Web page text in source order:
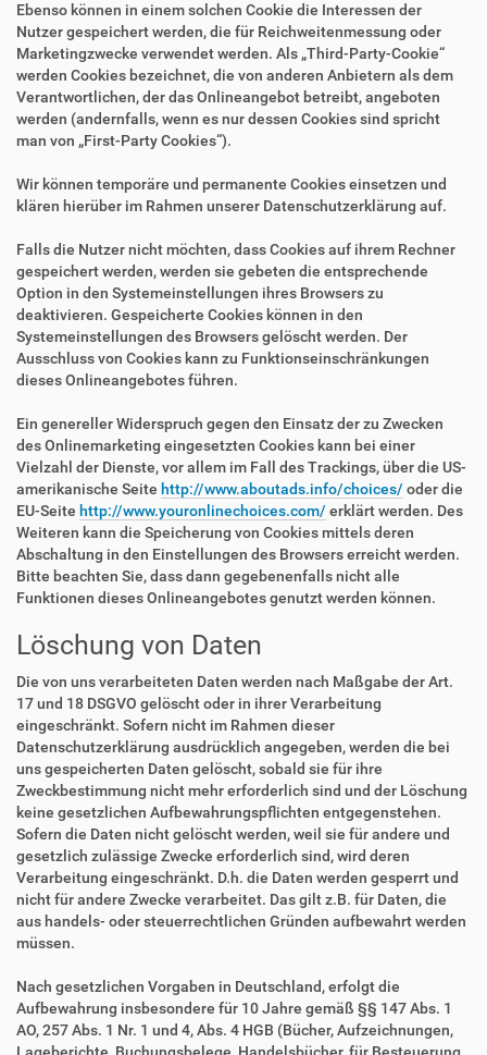
Ebenso können in einem solchen Cookie die Interessen der
Nutzer gespeichert werden, die für Reichweitenmessung oder
Marketingzwecke verwendet werden. Als „Third-Party-Cookie“
werden Cookies bezeichnet, die von anderen Anbietern als dem
Verantwortlichen, der das Onlineangebot betreibt, angeboten
werden (andernfalls, wenn es nur dessen Cookies sind spricht
man von „First-Party Cookies“).
Wir können temporäre und permanente Cookies einsetzen und
klären hierüber im Rahmen unserer Datenschutzerklärung auf.
Falls die Nutzer nicht möchten, dass Cookies auf ihrem Rechner
gespeichert werden, werden sie gebeten die entsprechende
Option in den Systemeinstellungen ihres Browsers zu
deaktivieren. Gespeicherte Cookies können in den
Systemeinstellungen des Browsers gelöscht werden. Der
Ausschluss von Cookies kann zu Funktionseinschränkungen
dieses Onlineangebotes führen.
Ein genereller Widerspruch gegen den Einsatz der zu Zwecken
des Onlinemarketing eingesetzten Cookies kann bei einer
Vielzahl der Dienste, vor allem im Fall des Trackings, über die US-
amerikanische Seite http://www.aboutads.info/choices/ oder die
EU-Seite http://www.youronlinechoices.com/ erklärt werden. Des
Weiteren kann die Speicherung von Cookies mittels deren
Abschaltung in den Einstellungen des Browsers erreicht werden.
Bitte beachten Sie, dass dann gegebenenfalls nicht alle
Funktionen dieses Onlineangebotes genutzt werden können.
Löschung von Daten
Die von uns verarbeiteten Daten werden nach Maßgabe der Art.
17 und 18 DSGVO gelöscht oder in ihrer Verarbeitung
eingeschränkt. Sofern nicht im Rahmen dieser
Datenschutzerklärung ausdrücklich angegeben, werden die bei
uns gespeicherten Daten gelöscht, sobald sie für ihre
Zweckbestimmung nicht mehr erforderlich sind und der Löschung
keine gesetzlichen Aufbewahrungspflichten entgegenstehen.
Sofern die Daten nicht gelöscht werden, weil sie für andere und
gesetzlich zulässige Zwecke erforderlich sind, wird deren
Verarbeitung eingeschränkt. D.h. die Daten werden gesperrt und
nicht für andere Zwecke verarbeitet. Das gilt z.B. für Daten, die
aus handels- oder steuerrechtlichen Gründen aufbewahrt werden
müssen.
Nach gesetzlichen Vorgaben in Deutschland, erfolgt die
Aufbewahrung insbesondere für 10 Jahre gemäß §§ 147 Abs. 1
AO, 257 Abs. 1 Nr. 1 und 4, Abs. 4 HGB (Bücher, Aufzeichnungen,